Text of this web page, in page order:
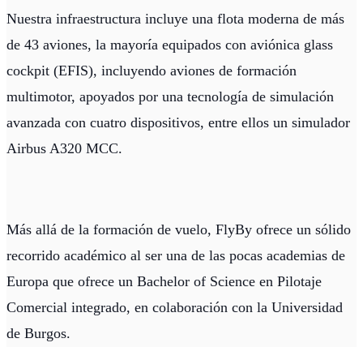
Nuestra infraestructura incluye una flota moderna de más
de 43 aviones, la mayoría equipados con aviónica glass
cockpit (EFIS), incluyendo aviones de formación
multimotor, apoyados por una tecnología de simulación
avanzada con cuatro dispositivos, entre ellos un simulador
Airbus A320 MCC.
Más allá de la formación de vuelo, FlyBy ofrece un sólido
recorrido académico al ser una de las pocas academias de
Europa que ofrece un Bachelor of Science en Pilotaje
Comercial integrado, en colaboración con la Universidad
de Burgos.